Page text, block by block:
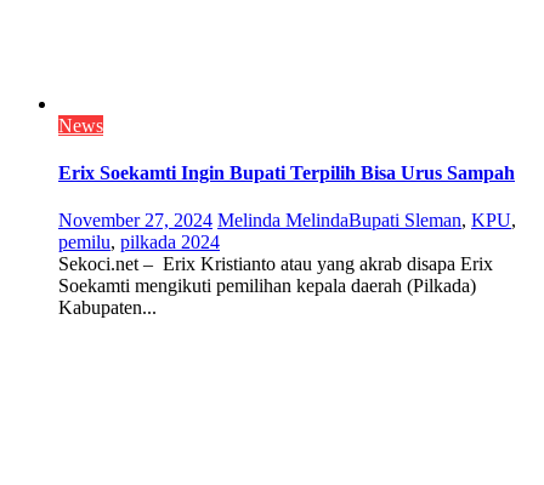
News
Erix Soekamti Ingin Bupati Terpilih Bisa Urus Sampah
November 27, 2024 Melinda MelindaBupati Sleman, KPU,
pemilu, pilkada 2024
Sekoci.net – Erix Kristianto atau yang akrab disapa Erix
Soekamti mengikuti pemilihan kepala daerah (Pilkada)
Kabupaten...